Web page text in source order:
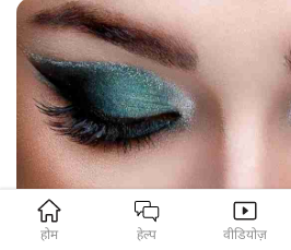
होम हेल्प वीडियोज़